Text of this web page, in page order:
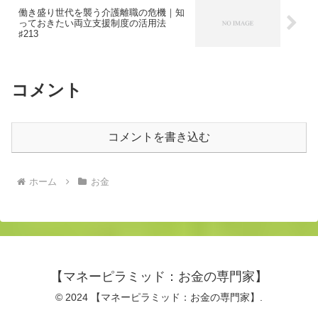
働き盛り世代を襲う介護離職の危機｜知
っておきたい両立支援制度の活用法
♯213
コメント
コメントを書き込む
ホーム お金
【マネーピラミッド：お金の専門家】
© 2024 【マネーピラミッド：お金の専門家】.